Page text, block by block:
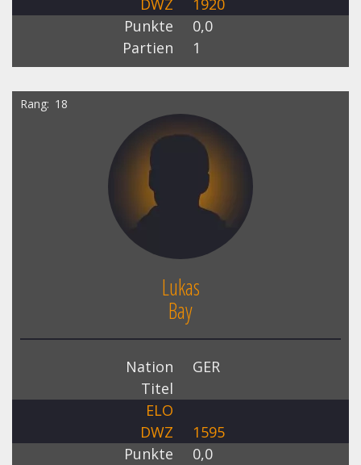
DWZ
1920
Punkte
0,0
Partien
1
Rang 18
Lukas
Bay
Nation
GER
Titel
ELO
DWZ
1595
Punkte
0,0